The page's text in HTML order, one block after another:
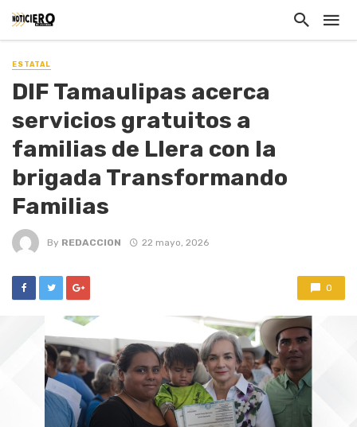
ESTATAL
DIF Tamaulipas acerca
servicios gratuitos a
familias de Llera con la
brigada Transformando
Familias
By REDACCION 22 mayo, 2026
0